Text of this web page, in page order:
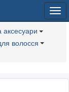
аксесуари
волосся